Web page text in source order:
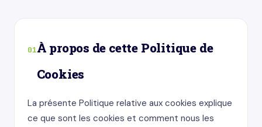
01À propos de cette Politique de
Cookies
La présente Politique relative aux cookies explique
ce que sont les cookies et comment nous les